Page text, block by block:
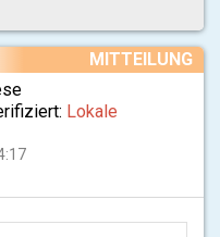
MITTEILUNG
Lokale